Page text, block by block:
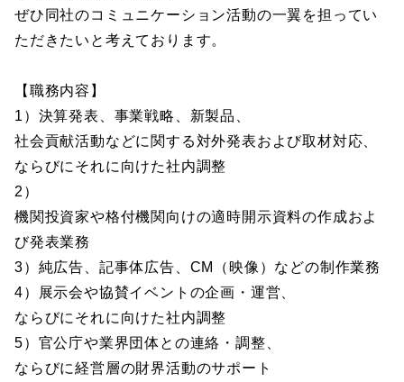
ぜひ同社のコミュニケーション活動の一翼を担ってい
ただきたいと考えております。
【職務内容】
1）決算発表、事業戦略、新製品、
社会貢献活動などに関する対外発表および取材対応、
ならびにそれに向けた社内調整
2）
機関投資家や格付機関向けの適時開示資料の作成およ
び発表業務
3）純広告、記事体広告、CM（映像）などの制作業務
4）展示会や協賛イベントの企画・運営、
ならびにそれに向けた社内調整
5）官公庁や業界団体との連絡・調整、
ならびに経営層の財界活動のサポート